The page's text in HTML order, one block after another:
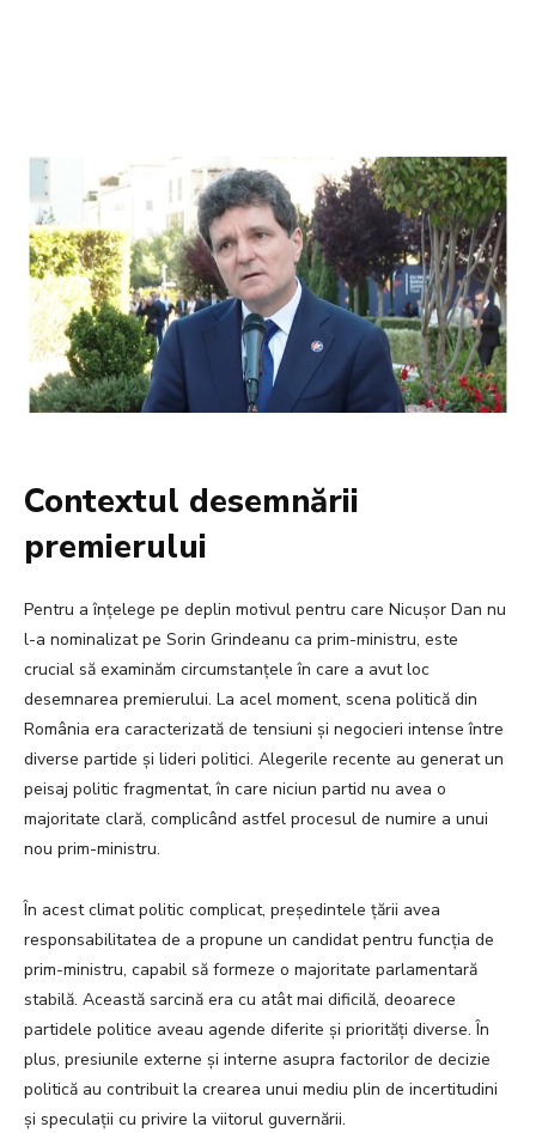
Contextul desemnării
premierului
Pentru a înțelege pe deplin motivul pentru care Nicușor Dan nu
l-a nominalizat pe Sorin Grindeanu ca prim-ministru, este
crucial să examinăm circumstanțele în care a avut loc
desemnarea premierului. La acel moment, scena politică din
România era caracterizată de tensiuni și negocieri intense între
diverse partide și lideri politici. Alegerile recente au generat un
peisaj politic fragmentat, în care niciun partid nu avea o
majoritate clară, complicând astfel procesul de numire a unui
nou prim-ministru.
În acest climat politic complicat, președintele țării avea
responsabilitatea de a propune un candidat pentru funcția de
prim-ministru, capabil să formeze o majoritate parlamentară
stabilă. Această sarcină era cu atât mai dificilă, deoarece
partidele politice aveau agende diferite și priorități diverse. În
plus, presiunile externe și interne asupra factorilor de decizie
politică au contribuit la crearea unui mediu plin de incertitudini
și speculații cu privire la viitorul guvernării.